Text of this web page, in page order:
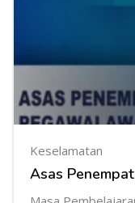
Keselamatan
Asas